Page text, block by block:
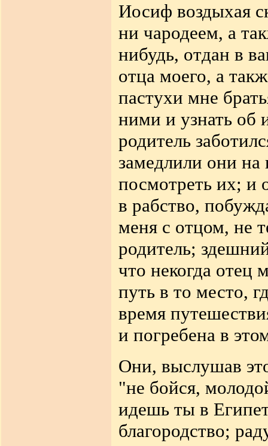
Иосиф воздыхая
ни чародеем, а
нибудь, отдан в
отца моего, а
пастухи мне
ними и узнать об
родитель
замедлили они на
посмотреть их; и
в рабство,
меня с отцом, не
родитель;
что некогда отец
путь в то место,
время
и погребена в
Они, выслушав
"не бойся,
идешь ты в
благородство;